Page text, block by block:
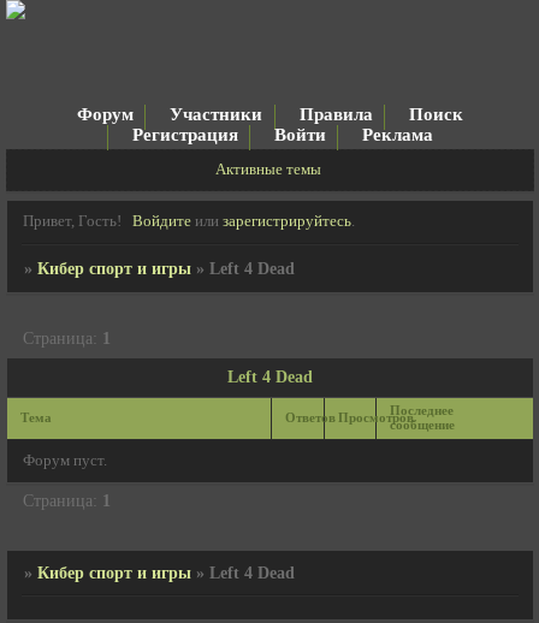
Форум Участники Правила
Поиск
Регистрация
Войти Реклама
Активные темы
Привет, Гость! Войдитеили зарегистрируйтесь.
» Кибер спорт и игры » Left 4 Dead
Left 4 Dead
Страница: 1
Тема Ответов ПросмотровПоследнее
сообщение
Форум пуст.
Страница: 1
» Кибер спорт и игры » Left 4 Dead